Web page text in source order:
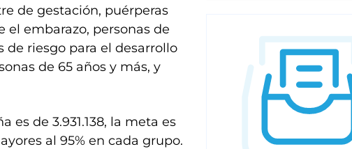
de gestación, puérperas
embarazo, personas de
de riesgo para el desarrollo
de 65 años y más, y
de 3.931.138, la meta es
al 95% en cada grupo.